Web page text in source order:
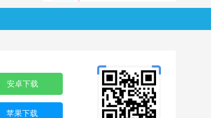
安卓下载
苹果下载